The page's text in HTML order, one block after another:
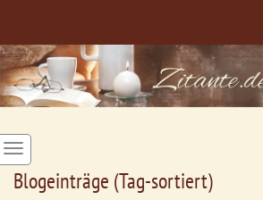
Blogeinträge (Tag-sortiert)